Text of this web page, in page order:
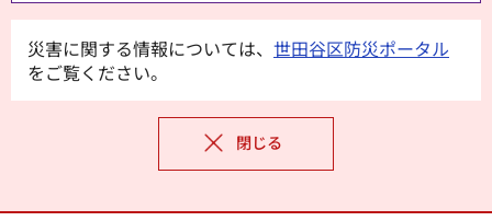
災害に関する情報については、 世田谷区防災ポータル
をご覧ください。
閉じる